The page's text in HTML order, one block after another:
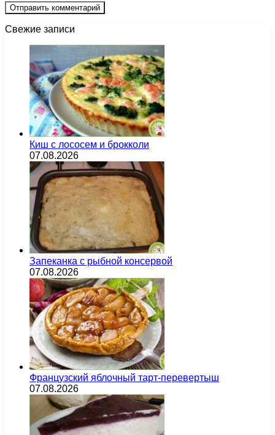
Свежие записи
Киш с лососем и брокколи
07.08.2026
Запеканка с рыбной консервой
07.08.2026
Французский яблочный тарт-перевертыш
07.08.2026